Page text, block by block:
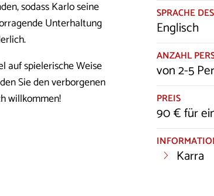
sodass Karlo seine
Unterhaltung
auf spielerische Weise
Sie den verborgenen
willkommen!
SPRACHE
Englisch
ANZAHL
von 2-5
PREIS
90 € für
Karra